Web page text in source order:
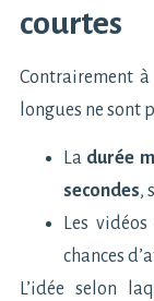
courtes
Contrairement
longues ne sont
La durée
secondes,
Les
chances
L’idée selon